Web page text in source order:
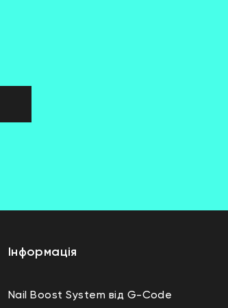
Інформація
Nail Boost System від G-Code